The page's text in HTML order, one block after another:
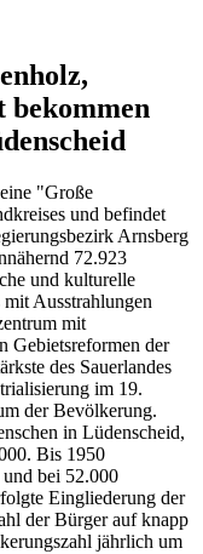
bekommen
"Große
und befindet
Arnsberg
72.923
und kulturelle
Ausstrahlungen
mit
Gebietsreformen der
des Sauerlandes
im 19.
der Bevölkerung.
in Lüdenscheid,
Bis 1950
bei 52.000
Eingliederung der
der Bürger auf knapp
jährlich um